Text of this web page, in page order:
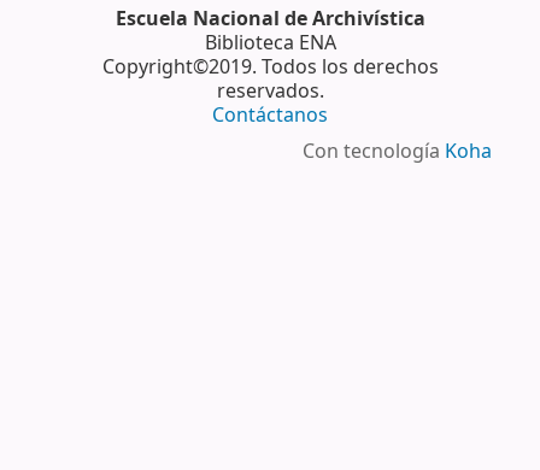
Escuela Nacional de Archivística
Biblioteca ENA
Copyright©2019. Todos los derechos
reservados.
Contáctanos
Con tecnología Koha